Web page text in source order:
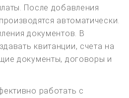
После добавления
автоматически.
документов. В
квитанции, счета на
документы, договоры и
работать с